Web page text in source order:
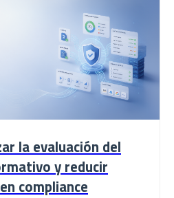
la evaluación del
y reducir
compliance